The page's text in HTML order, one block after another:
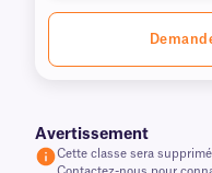
Avertissement
Cette classe sera